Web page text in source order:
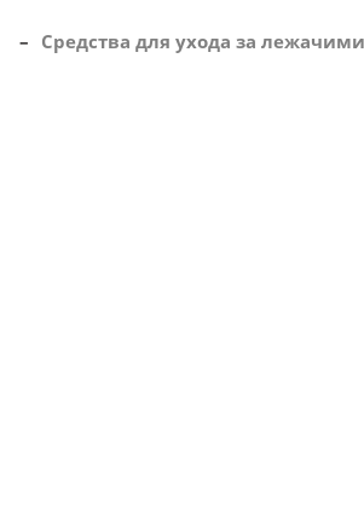
– Средства для ухода за